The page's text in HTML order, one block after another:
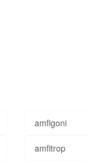
amfigoni
amfitrop